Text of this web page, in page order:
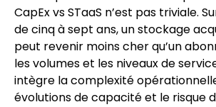
CapEx vs STaaS n’est pas triviale.
de cinq à sept ans, un stockage
peut revenir moins cher qu’un
les volumes et les niveaux de
intègre la complexité
évolutions de capacité et le risque